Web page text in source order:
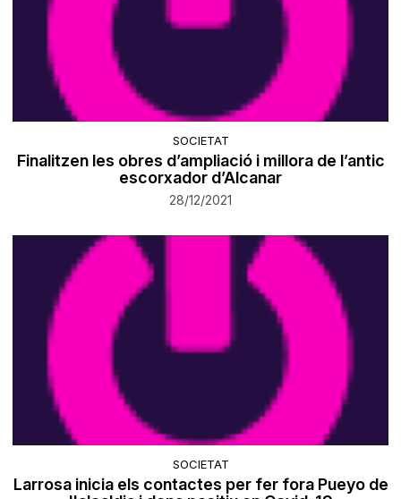
SOCIETAT
Finalitzen les obres d’ampliació i millora de l’antic
escorxador d’Alcanar
28/12/2021
SOCIETAT
Larrosa inicia els contactes per fer fora Pueyo de